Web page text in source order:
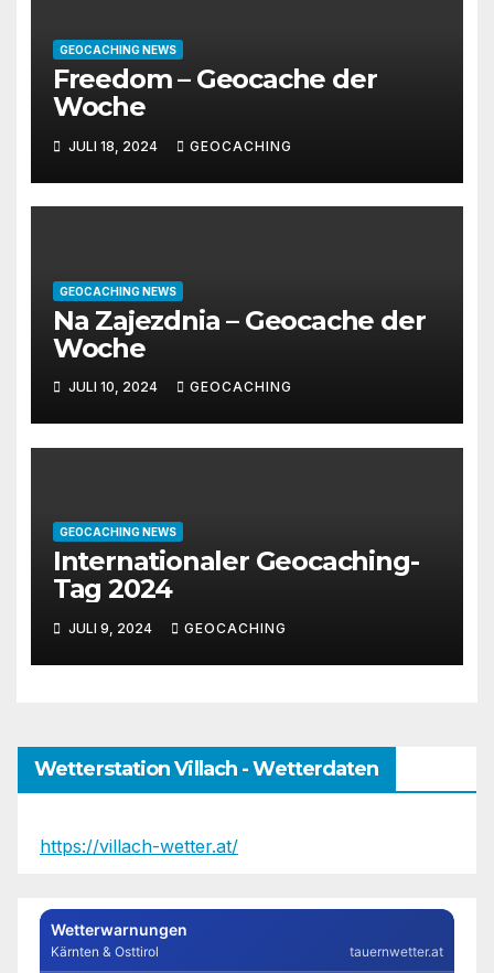
GEOCACHING NEWS
Freedom – Geocache der
Woche
JULI 18, 2024 GEOCACHING
GEOCACHING NEWS
Na Zajezdnia – Geocache der
Woche
JULI 10, 2024 GEOCACHING
GEOCACHING NEWS
Internationaler Geocaching-
Tag 2024
JULI 9, 2024 GEOCACHING
Wetterstation Villach - Wetterdaten
https://villach-wetter.at/